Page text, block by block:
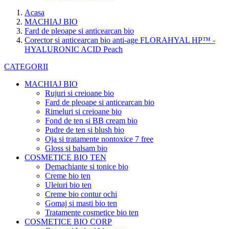
Acasa
MACHIAJ BIO
Fard de pleoape si anticearcan bio
Corector si anticearcan bio anti-age FLORAHYAL HP™ -
HYALURONIC ACID Peach
CATEGORII
MACHIAJ BIO
Rujuri si creioane bio
Fard de pleoape si anticearcan bio
Rimeluri si creioane bio
Fond de ten si BB cream bio
Pudre de ten si blush bio
Oja si tratamente nontoxice 7 free
Gloss si balsam bio
COSMETICE BIO TEN
Demachiante si tonice bio
Creme bio ten
Uleiuri bio ten
Creme bio contur ochi
Gomaj si masti bio ten
Tratamente cosmetice bio ten
COSMETICE BIO CORP